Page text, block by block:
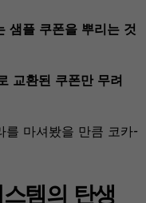
샘플 쿠폰을 뿌리는 것
교환된 쿠폰만 무려
를 마셔봤을 만큼 코카-
템의 탄생